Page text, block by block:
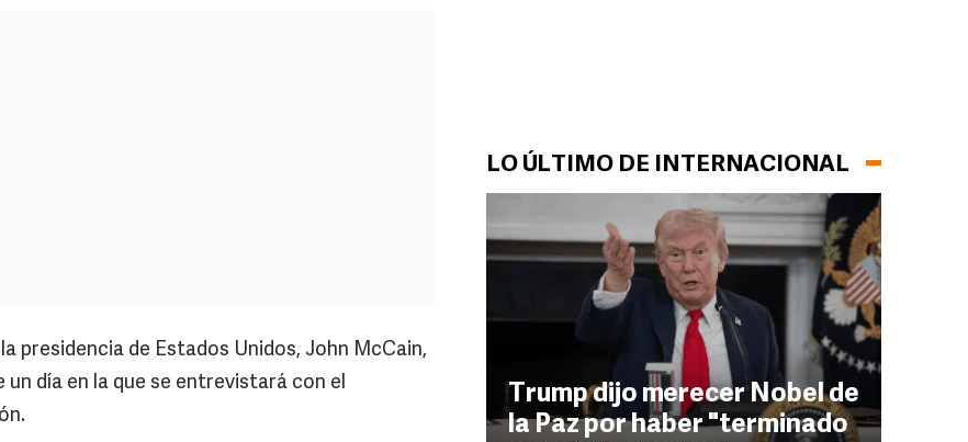
LO ÚLTIMO DE INTERNACIONAL
Trump dijo merecer Nobel de
la Paz por haber "terminado
presidencia de Estados Unidos, John McCain,
día en la que se entrevistará con el